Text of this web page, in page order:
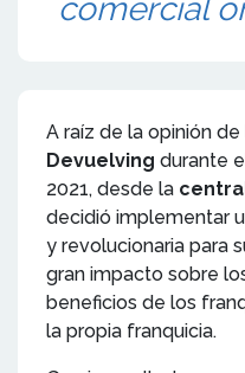
comercial
A raíz de la opinión
Devuelving durante
2021, desde la
decidió implementar
y revolucionaria para
gran impacto sobre
beneficios de los
la propia franquicia.